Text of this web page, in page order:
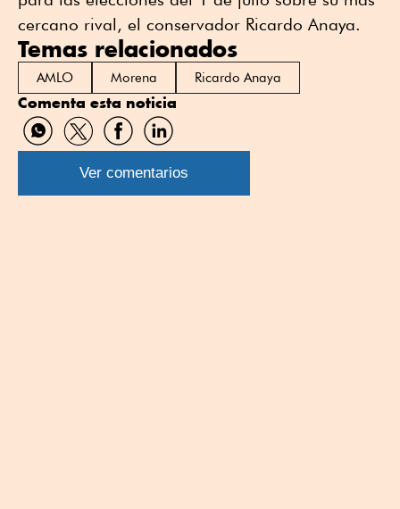
cercano rival, el conservador Ricardo Anaya.
Temas relacionados
AMLO Morena Ricardo Anaya
Comenta esta noticia
Compartir
por
WhatsApp
Compartir
por
Twitter
Compartir
por
Facebook
Compartir
por
Linkedin
Ver comentarios